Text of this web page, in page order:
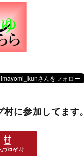
村に参加してます。